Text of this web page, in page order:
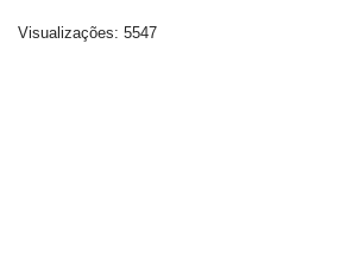
Visualizações: 5547